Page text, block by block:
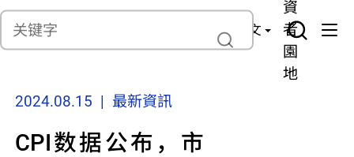
聯繫我們 中文
貨
產
理
險
資
者
園
地
2024.08.15 | 最新資訊
CPI数据公布，市